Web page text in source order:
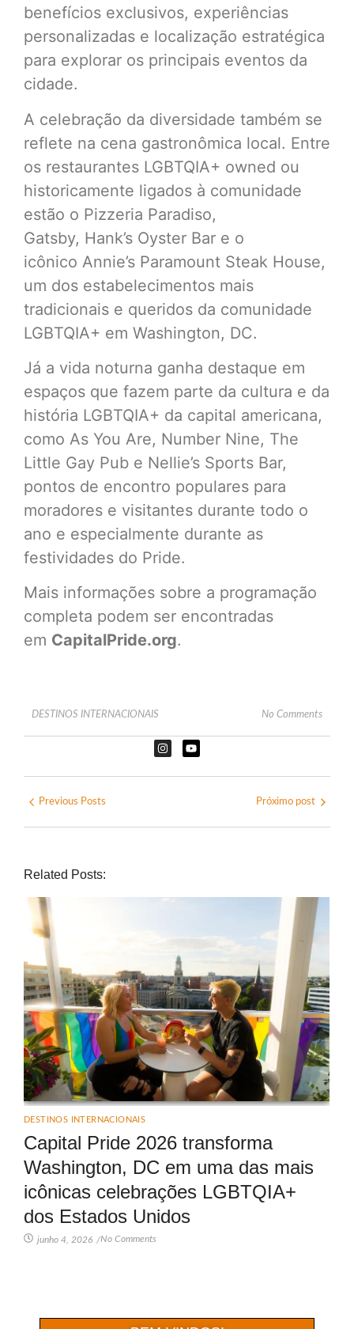
benefícios exclusivos, experiências
personalizadas e localização estratégica
para explorar os principais eventos da
cidade.
A celebração da diversidade também se
reflete na cena gastronômica local. Entre
os restaurantes LGBTQIA+ owned ou
historicamente ligados à comunidade
estão o Pizzeria Paradiso,
Gatsby, Hank’s Oyster Bar e o
icônico Annie’s Paramount Steak House,
um dos estabelecimentos mais
tradicionais e queridos da comunidade
LGBTQIA+ em Washington, DC.
Já a vida noturna ganha destaque em
espaços que fazem parte da cultura e da
história LGBTQIA+ da capital americana,
como As You Are, Number Nine, The
Little Gay Pub e Nellie’s Sports Bar,
pontos de encontro populares para
moradores e visitantes durante todo o
ano e especialmente durante as
festividades do Pride.
Mais informações sobre a programação
completa podem ser encontradas
em CapitalPride.org.
DESTINOS INTERNACIONAIS No Comments
Previous Posts Próximo post
Related Posts:
DESTINOS INTERNACIONAIS
Capital Pride 2026 transforma
Washington, DC em uma das mais
icônicas celebrações LGBTQIA+
dos Estados Unidos
junho 4, 2026 /No Comments